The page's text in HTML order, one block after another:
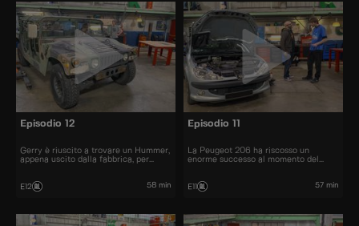
Episodio 12
Gerry è riuscito a trovare un Hummer,
appena uscito dalla fabbrica, per
E12 58 min
Episodio 11
La Peugeot 206 ha riscosso un
enorme successo al momento del
E11 57 min